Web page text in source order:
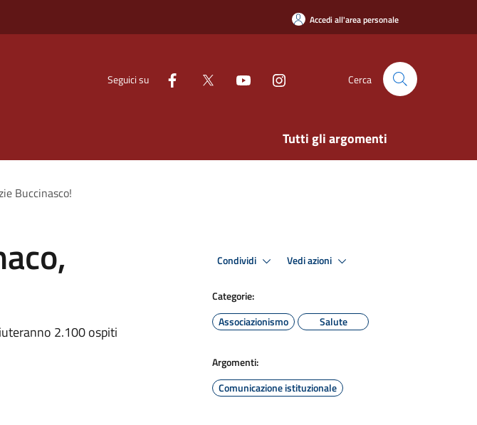
Accedi all'area personale
Seguici su Cerca
Tutti gli argomenti
Buccinasco!
2.100 ospiti
Condividi Vedi azioni
Categorie:
Associazionismo
Salute
Argomenti:
Comunicazione istituzionale